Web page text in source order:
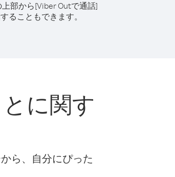
部から[Viber Outで通話]
ることもできます。
に関す
ら、自分にぴった